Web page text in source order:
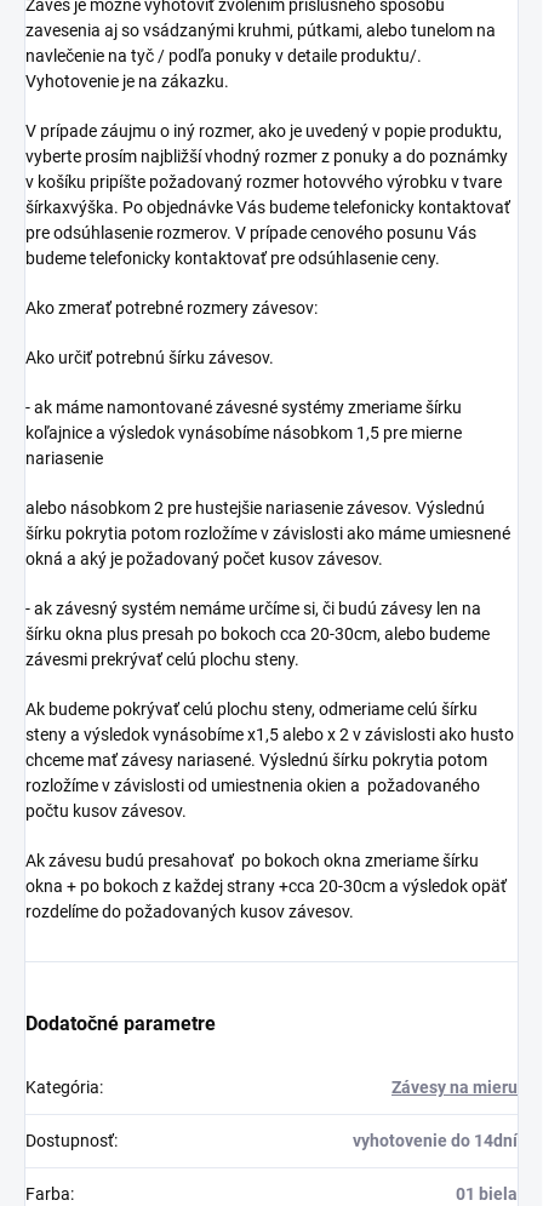
Záves je možné vyhotoviť zvolením príslušného spôsobu
zavesenia aj so vsádzanými kruhmi, pútkami, alebo tunelom na
navlečenie na tyč / podľa ponuky v detaile produktu/.
Vyhotovenie je na zákazku.
V prípade záujmu o iný rozmer, ako je uvedený v popie produktu,
vyberte prosím najbližší vhodný rozmer z ponuky a do poznámky
v košíku pripíšte požadovaný rozmer hotovvého výrobku v tvare
šírkaxvýška. Po objednávke Vás budeme telefonicky kontaktovať
pre odsúhlasenie rozmerov. V prípade cenového posunu Vás
budeme telefonicky kontaktovať pre odsúhlasenie ceny.
Ako zmerať potrebné rozmery závesov:
Ako určiť potrebnú šírku závesov.
- ak máme namontované závesné systémy zmeriame šírku
koľajnice a výsledok vynásobíme násobkom 1,5 pre mierne
nariasenie
alebo násobkom 2 pre hustejšie nariasenie závesov. Výslednú
šírku pokrytia potom rozložíme v závislosti ako máme umiesnené
okná a aký je požadovaný počet kusov závesov.
- ak závesný systém nemáme určíme si, či budú závesy len na
šírku okna plus presah po bokoch cca 20-30cm, alebo budeme
závesmi prekrývať celú plochu steny.
Ak budeme pokrývať celú plochu steny, odmeriame celú šírku
steny a výsledok vynásobíme x1,5 alebo x 2 v závislosti ako husto
chceme mať závesy nariasené. Výslednú šírku pokrytia potom
rozložíme v závislosti od umiestnenia okien a požadovaného
počtu kusov závesov.
Ak závesu budú presahovať po bokoch okna zmeriame šírku
okna + po bokoch z každej strany +cca 20-30cm a výsledok opäť
rozdelíme do požadovaných kusov závesov.
Dodatočné parametre
Kategória: Závesy na mieru
Dostupnosť: vyhotovenie do 14dní
Farba: 01 biela